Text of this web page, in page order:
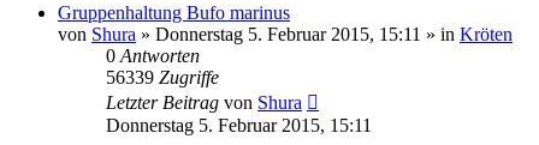
Gruppenhaltung Bufo marinus
von Shura » Donnerstag 5. Februar 2015, 15:11 » in Kröten
0 Antworten
56339 Zugriffe
Letzter Beitrag von Shura
Donnerstag 5. Februar 2015, 15:11